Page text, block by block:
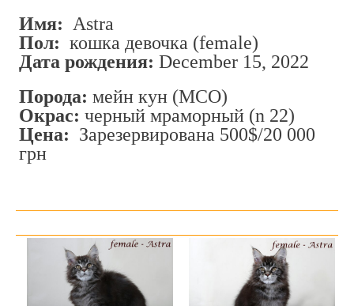
Имя: Astra
Пол: кошка девочка (female)
Дата рождения: December 15, 2022
Порода: мейн кун (MCO)
Окрас: черный мраморный (n 22)
Цена: Зарезервирована 500$/20 000
грн